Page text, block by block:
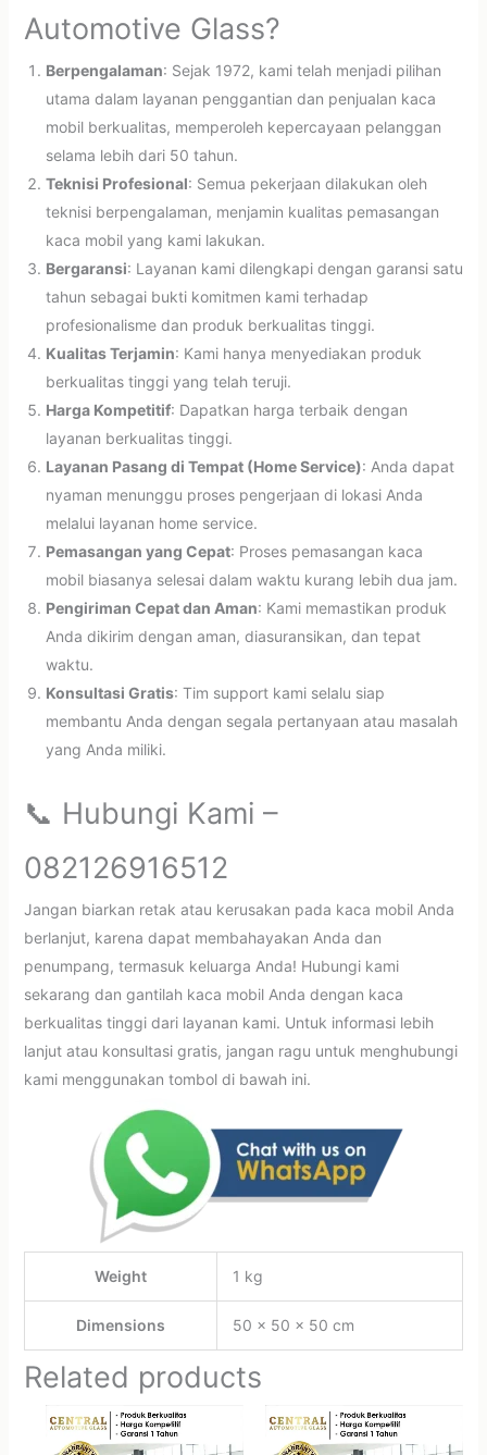
Automotive Glass?
Berpengalaman: Sejak 1972, kami telah menjadi pilihan
utama dalam layanan penggantian dan penjualan kaca
mobil berkualitas, memperoleh kepercayaan pelanggan
selama lebih dari 50 tahun.
Teknisi Profesional: Semua pekerjaan dilakukan oleh
teknisi berpengalaman, menjamin kualitas pemasangan
kaca mobil yang kami lakukan.
Bergaransi: Layanan kami dilengkapi dengan garansi satu
tahun sebagai bukti komitmen kami terhadap
profesionalisme dan produk berkualitas tinggi.
Kualitas Terjamin: Kami hanya menyediakan produk
berkualitas tinggi yang telah teruji.
Harga Kompetitif: Dapatkan harga terbaik dengan
layanan berkualitas tinggi.
Layanan Pasang di Tempat (Home Service): Anda dapat
nyaman menunggu proses pengerjaan di lokasi Anda
melalui layanan home service.
Pemasangan yang Cepat: Proses pemasangan kaca
mobil biasanya selesai dalam waktu kurang lebih dua jam.
Pengiriman Cepat dan Aman: Kami memastikan produk
Anda dikirim dengan aman, diasuransikan, dan tepat
waktu.
Konsultasi Gratis: Tim support kami selalu siap
membantu Anda dengan segala pertanyaan atau masalah
yang Anda miliki.
📞 Hubungi Kami –
082126916512
Jangan biarkan retak atau kerusakan pada kaca mobil Anda
berlanjut, karena dapat membahayakan Anda dan
penumpang, termasuk keluarga Anda! Hubungi kami
sekarang dan gantilah kaca mobil Anda dengan kaca
berkualitas tinggi dari layanan kami. Untuk informasi lebih
lanjut atau konsultasi gratis, jangan ragu untuk menghubungi
kami menggunakan tombol di bawah ini.
Weight 1 kg
Dimensions 50 × 50 × 50 cm
Related products